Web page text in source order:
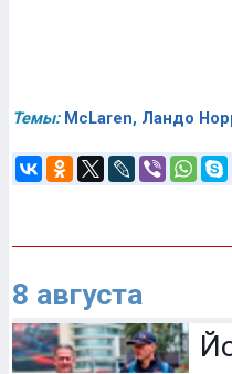
Темы: McLaren, Ландо
8 августа